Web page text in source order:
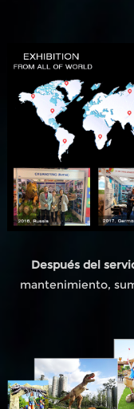
Después del
mantenimiento,